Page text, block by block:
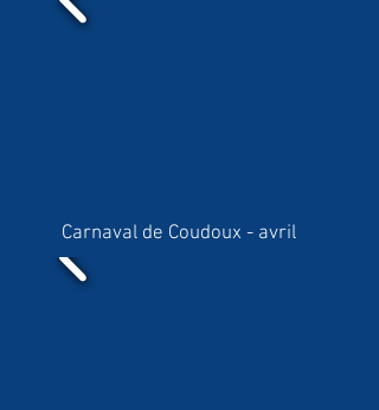
Carnaval de Coudoux - avril